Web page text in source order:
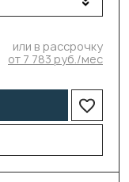
или в рассрочку
от 7 783 руб./мес